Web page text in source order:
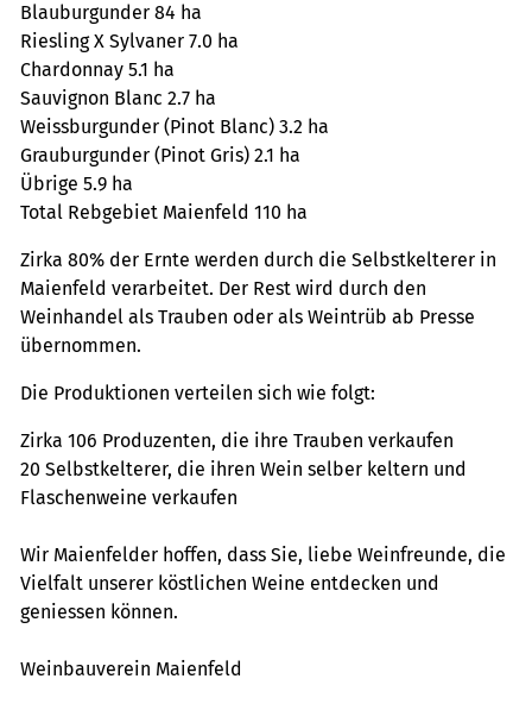
Blauburgunder 84 ha
Riesling X Sylvaner 7.0 ha
Chardonnay 5.1 ha
Sauvignon Blanc 2.7 ha
Weissburgunder (Pinot Blanc) 3.2 ha
Grauburgunder (Pinot Gris) 2.1 ha
Übrige 5.9 ha
Total Rebgebiet Maienfeld 110 ha
Zirka 80% der Ernte werden durch die Selbstkelterer in
Maienfeld verarbeitet. Der Rest wird durch den
Weinhandel als Trauben oder als Weintrüb ab Presse
übernommen.
Die Produktionen verteilen sich wie folgt:
Zirka 106 Produzenten, die ihre Trauben verkaufen
20 Selbstkelterer, die ihren Wein selber keltern und
Flaschenweine verkaufen
Wir Maienfelder hoffen, dass Sie, liebe Weinfreunde, die
Vielfalt unserer köstlichen Weine entdecken und
geniessen können.
Weinbauverein Maienfeld